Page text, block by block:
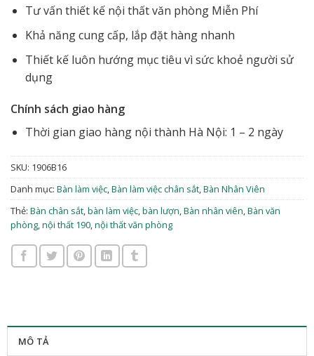
Tư vấn thiết kế nội thất văn phòng Miễn Phí
Khả năng cung cấp, lắp đặt hàng nhanh
Thiết kế luôn hướng mục tiêu vì sức khoẻ người sử
dụng
Chính sách giao hàng
Thời gian giao hàng nội thành Hà Nội: 1 – 2 ngày
SKU: 1906B16
Danh mục: Bàn làm việc,Bàn làm việc chân sắt,Bàn Nhân Viên
Thẻ: Bàn chân sắt,bàn làm việc,bàn lượn,Bàn nhân viên,Bàn văn
phòng,nội thất 190,nội thất văn phòng
MÔ TẢ